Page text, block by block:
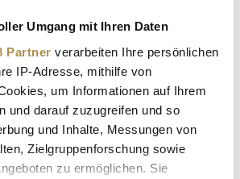
Umgang mit Ihren Daten
Partner verarbeiten Ihre persönlichen
IP-Adresse, mithilfe von
um Informationen auf Ihrem
und darauf zuzugreifen und so
und Inhalte, Messungen von
Zielgruppenforschung sowie
zu ermöglichen. Sie
LAUTSCHALTEN